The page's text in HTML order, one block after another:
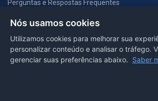
Perguntas e Respostas Frequentes
PORTAL COVID-19
Nós usamos cookies
Utilizamos cookies para melhorar sua
personalizar conteúdo e analisar o tráfego.
gerenciar suas preferências abaixo. Saber